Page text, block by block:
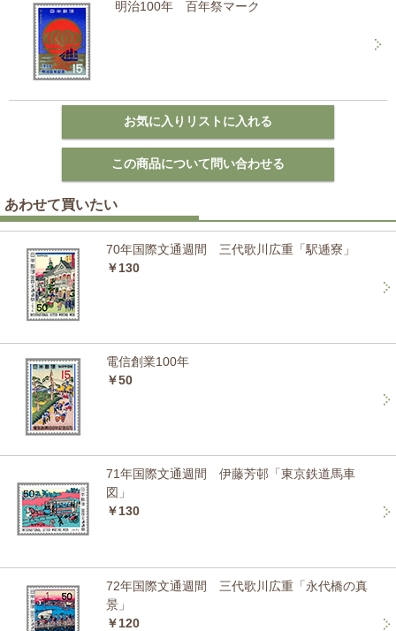
明治100年 百年祭マーク
あわせて買いたい
70年国際文通週間 三代歌川広重「駅逓寮」
￥130
電信創業100年
￥50
71年国際文通週間 伊藤芳邨「東京鉄道馬車
図」
￥130
72年国際文通週間 三代歌川広重「永代橋の真
景」
￥120